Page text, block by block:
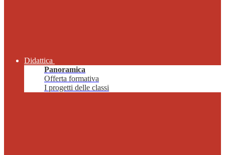
Didattica
Panoramica
Offerta formativa
I progetti delle classi